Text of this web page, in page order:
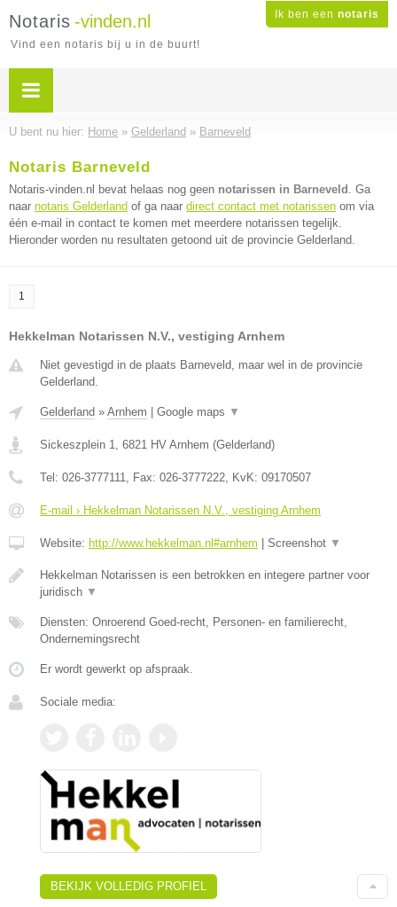
Ik ben een notaris
Notaris -vinden.nl
Vind een notaris bij u in de buurt!
U bent nu hier: Home » Gelderland » Barneveld
Notaris Barneveld
Notaris-vinden.nl bevat helaas nog geen notarissen in Barneveld . Ga
naar notaris Gelderland of ga naar direct contact met notarissen om via
één e-mail in contact te komen met meerdere notarissen tegelijk.
Hieronder worden nu resultaten getoond uit de provincie Gelderland.
1
Hekkelman Notarissen N.V., vestiging Arnhem
Niet gevestigd in de plaats Barneveld, maar wel in de provincie
Gelderland.
Gelderland » Arnhem Google maps ▼
Sickeszplein 1, 6821 HV Arnhem (Gelderland)
Tel: 026-3777111, Fax: 026-3777222, KvK: 09170507
E-mail › Hekkelman Notarissen N.V., vestiging Arnhem
Website: http://www.hekkelman.nl#arnhem Screenshot ▼
Hekkelman Notarissen is een betrokken en integere partner voor
juridisch ▼
Diensten: Onroerend Goed-recht, Personen- en familierecht,
Ondernemingsrecht
Er wordt gewerkt op afspraak.
Sociale media:
BEKIJK VOLLEDIG PROFIEL